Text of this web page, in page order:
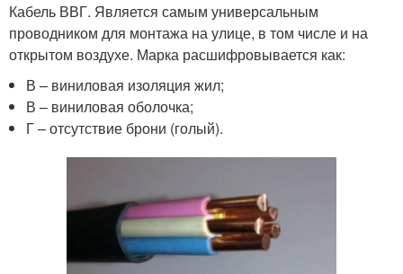
Кабель ВВГ. Является самым универсальным
проводником для монтажа на улице, в том числе и на
открытом воздухе. Марка расшифровывается как:
В – виниловая изоляция жил;
В – виниловая оболочка;
Г – отсутствие брони (голый).